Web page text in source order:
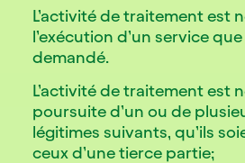
L’activité de traitement est
l’exécution d’un service
demandé.
L’activité de traitement est
poursuite d’un ou de
légitimes suivants, qu’ils
ceux d’une tierce partie;